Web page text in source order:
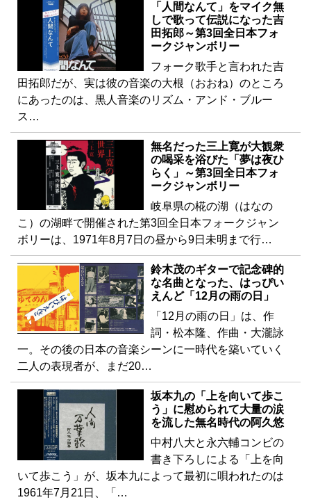
「人間なんて」をマイク無
しで歌って伝説になった吉
田拓郎～第3回全日本フォ
ークジャンボリー
フォーク歌手と言われた吉
田拓郎だが、実は彼の音楽の大根（おおね）のところ
にあったのは、黒人音楽のリズム・アンド・ブルー
ス…
無名だった三上寛が大観衆
の喝采を浴びた「夢は夜ひ
らく」～第3回全日本フォ
ークジャンボリー
岐阜県の椛の湖（はなの
こ）の湖畔で開催された第3回全日本フォークジャン
ボリーは、1971年8月7日の昼から9日未明まで行…
鈴木茂のギターで記念碑的
な名曲となった、はっぴい
えんど「12月の雨の日」
「12月の雨の日」は、作
詞・松本隆、作曲・大瀧詠
一。その後の日本の音楽シーンに一時代を築いていく
二人の表現者が、まだ20…
坂本九の「上を向いて歩こ
う」に慰められて大量の涙
を流した無名時代の阿久悠
中村八大と永六輔コンビの
書き下ろしによる「上を向
いて歩こう」が、坂本九によって最初に唄われたのは
1961年7月21日、「…